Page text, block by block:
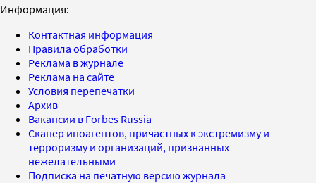
Информация:
Контактная информация
Правила обработки
Реклама в журнале
Реклама на сайте
Условия перепечатки
Архив
Вакансии в Forbes Russia
Сканер иноагентов, причастных к экстремизму и
терроризму и организаций, признанных
нежелательными
Подписка на печатную версию журнала